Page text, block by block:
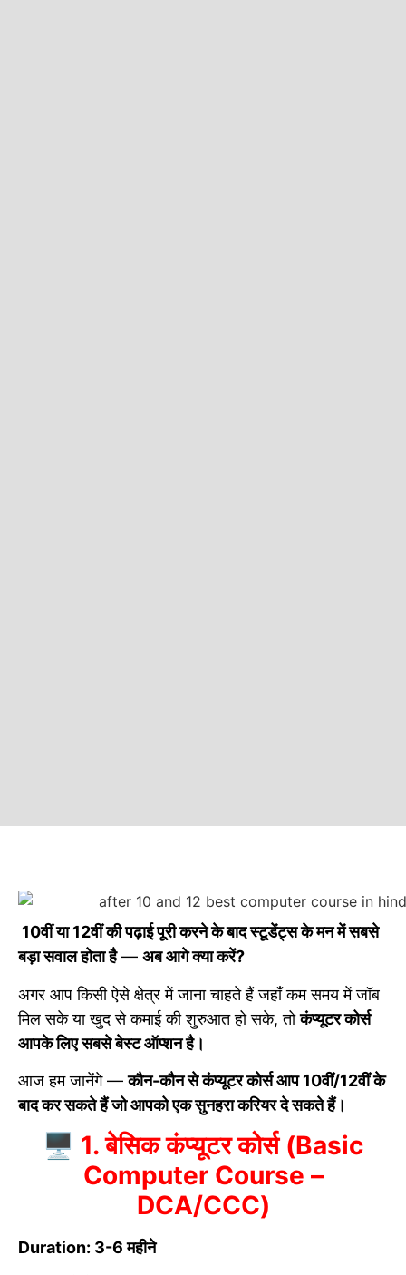
10वीं या 12वीं की पढ़ाई पूरी करने के बाद स्टूडेंट्स के मन में सबसे
बड़ा सवाल होता है— अब आगे क्या करें?
अगर आप किसी ऐसे क्षेत्र में जाना चाहते हैं जहाँ कम समय में जॉब
मिल सके या खुद से कमाई की शुरुआत हो सके, तोकंप्यूटर कोर्स
आपके लिए सबसे बेस्ट ऑप्शन है।
आज हम जानेंगे —कौन-कौन से कंप्यूटर कोर्स आप 10वीं/12वीं के
बाद कर सकते हैं जो आपको एक सुनहरा करियर दे सकते हैं।
🖥️ 1. बेसिक कंप्यूटर कोर्स (Basic
Computer Course –
DCA/CCC)
Duration: 3-6 महीने